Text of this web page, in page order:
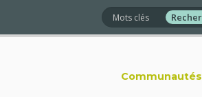
Communautés